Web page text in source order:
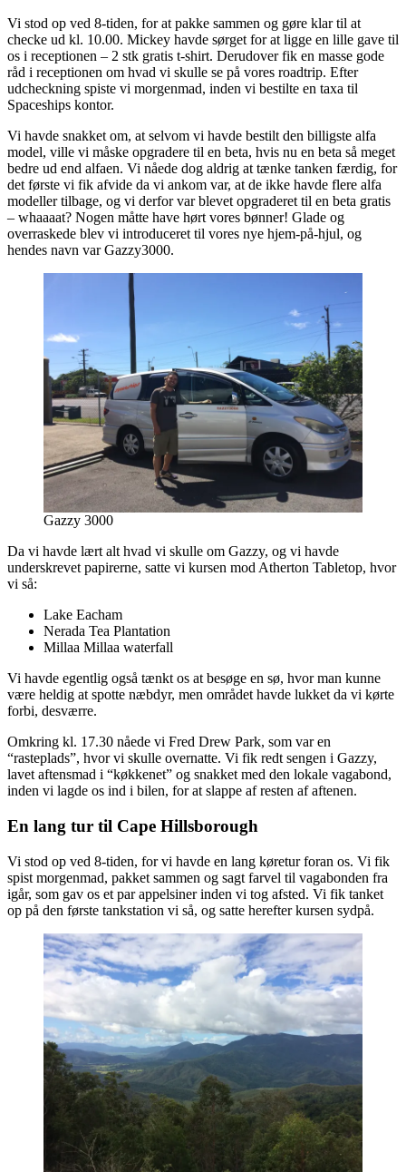
Vi stod op ved 8-tiden, for at pakke sammen og gøre klar til at
checke ud kl. 10.00. Mickey havde sørget for at ligge en lille gave til
os i receptionen – 2 stk gratis t-shirt. Derudover fik en masse gode
råd i receptionen om hvad vi skulle se på vores roadtrip. Efter
udcheckning spiste vi morgenmad, inden vi bestilte en taxa til
Spaceships kontor.
Vi havde snakket om, at selvom vi havde bestilt den billigste alfa
model, ville vi måske opgradere til en beta, hvis nu en beta så meget
bedre ud end alfaen. Vi nåede dog aldrig at tænke tanken færdig, for
det første vi fik afvide da vi ankom var, at de ikke havde flere alfa
modeller tilbage, og vi derfor var blevet opgraderet til en beta gratis
– whaaaat? Nogen måtte have hørt vores bønner! Glade og
overraskede blev vi introduceret til vores nye hjem-på-hjul, og
hendes navn var Gazzy3000.
Gazzy 3000
Da vi havde lært alt hvad vi skulle om Gazzy, og vi havde
underskrevet papirerne, satte vi kursen mod Atherton Tabletop, hvor
vi så:
Lake Eacham
Nerada Tea Plantation
Millaa Millaa waterfall
Vi havde egentlig også tænkt os at besøge en sø, hvor man kunne
være heldig at spotte næbdyr, men området havde lukket da vi kørte
forbi, desværre.
Omkring kl. 17.30 nåede vi Fred Drew Park, som var en
“rasteplads”, hvor vi skulle overnatte. Vi fik redt sengen i Gazzy,
lavet aftensmad i “køkkenet” og snakket med den lokale vagabond,
inden vi lagde os ind i bilen, for at slappe af resten af aftenen.
En lang tur til Cape Hillsborough
Vi stod op ved 8-tiden, for vi havde en lang køretur foran os. Vi fik
spist morgenmad, pakket sammen og sagt farvel til vagabonden fra
igår, som gav os et par appelsiner inden vi tog afsted. Vi fik tanket
op på den første tankstation vi så, og satte herefter kursen sydpå.